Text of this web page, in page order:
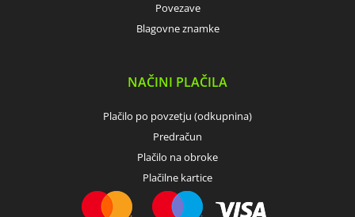
Povezave
Blagovne znamke
NAČINI PLAČILA
Plačilo po povzetju (odkupnina)
Predračun
Plačilo na obroke
Plačilne kartice